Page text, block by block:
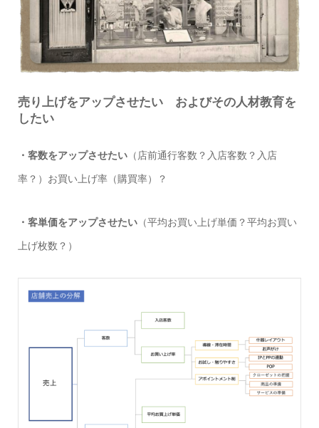
売り上げをアップさせたい およびその人材教育を
したい
・客数をアップさせたい（店前通行客数？入店客数？入店
率？）お買い上げ率（購買率）？
・客単価をアップさせたい（平均お買い上げ単価？平均お買い
上げ枚数？）